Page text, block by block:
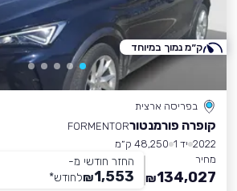
בפריסה ארצית
קופרה פורמנטורFORMENTOR
2022 יד 1
48,250 ק״מ
מחיר
134,027
₪
החזר חודשי מ-
1,553
₪לחודש*
ק״מ נמוך במיוחד